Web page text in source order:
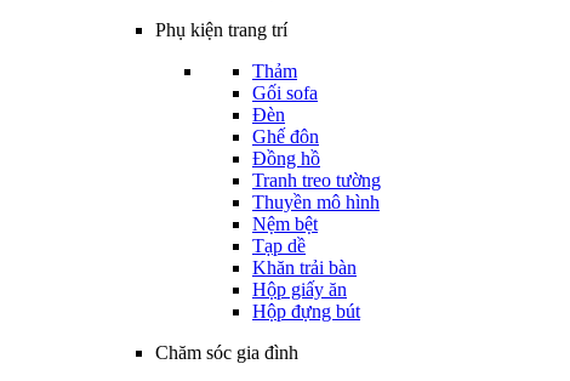
Phụ kiện trang trí
Thảm
Gối sofa
Đèn
Ghế đôn
Đồng hồ
Tranh treo tường
Thuyền mô hình
Nệm bệt
Tạp dề
Khăn trải bàn
Hộp giấy ăn
Hộp đựng bút
Chăm sóc gia đình